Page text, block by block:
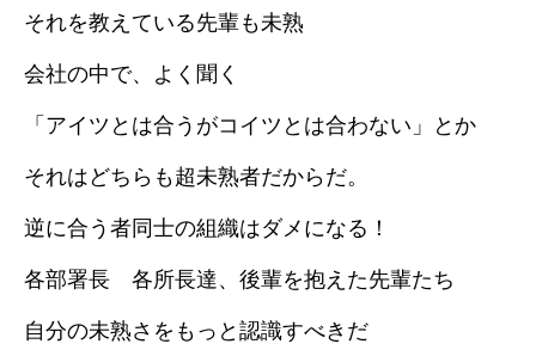
それを教えている先輩も未熟
会社の中で、よく聞く
「アイツとは合うがコイツとは合わない」とか
それはどちらも超未熟者だからだ。
逆に合う者同士の組織はダメになる！
各部署長 各所長達、後輩を抱えた先輩たち
自分の未熟さをもっと認識すべきだ